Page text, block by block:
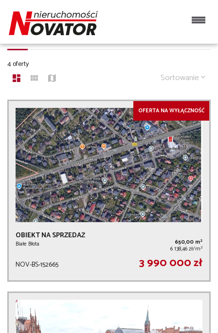
OBIEKTY NA SPRZEDAŻ
4 oferty
Sortowanie
OFERTA NA WYŁĄCZNOŚĆ
OBIEKT NA SPRZEDAŻ
Białe Błota 650,00 m2
6 138,46 zł/m2
NOV-BS-152665 3 990 000 zł